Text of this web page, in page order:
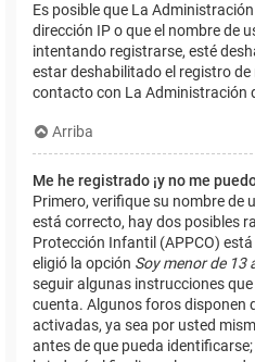
Es posible que La
dirección IP o que el nombre de
intentando registrarse, esté
estar deshabilitado el registro
contacto con La Administración
Arriba
Me he registrado ¡y no me
Primero, verifique su nombre de
está correcto, hay dos posibles
Protección Infantil (APPCO)
eligió la opción Soy menor de 13
seguir algunas instrucciones
cuenta. Algunos foros disponen
activadas, ya sea por usted
antes de que pueda